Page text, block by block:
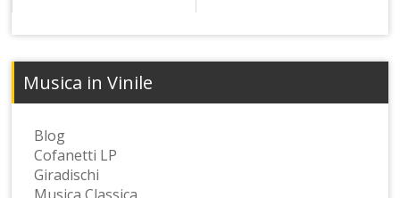
Musica in Vinile
Blog
Cofanetti LP
Giradischi